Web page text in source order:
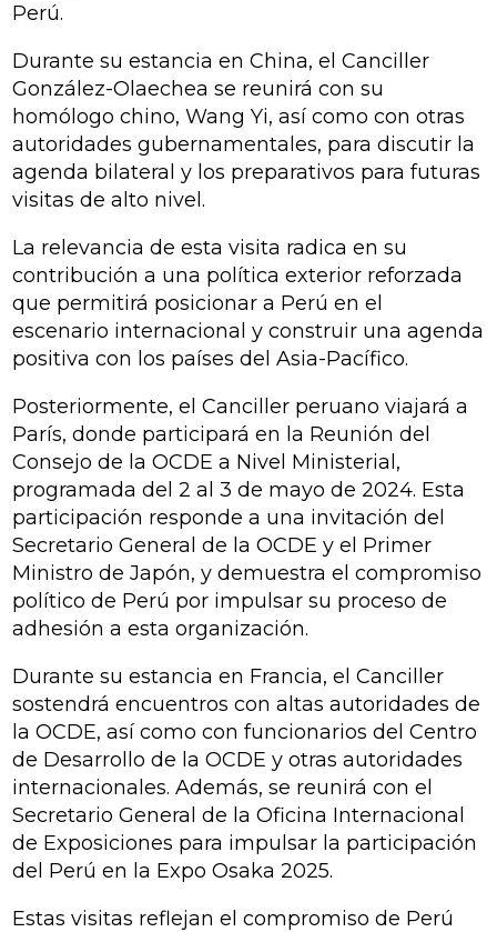
Perú.
Durante su estancia en China, el Canciller
González-Olaechea se reunirá con su
homólogo chino, Wang Yi, así como con otras
autoridades gubernamentales, para discutir la
agenda bilateral y los preparativos para futuras
visitas de alto nivel.
La relevancia de esta visita radica en su
contribución a una política exterior reforzada
que permitirá posicionar a Perú en el
escenario internacional y construir una agenda
positiva con los países del Asia-Pacífico.
Posteriormente, el Canciller peruano viajará a
París, donde participará en la Reunión del
Consejo de la OCDE a Nivel Ministerial,
programada del 2 al 3 de mayo de 2024. Esta
participación responde a una invitación del
Secretario General de la OCDE y el Primer
Ministro de Japón, y demuestra el compromiso
político de Perú por impulsar su proceso de
adhesión a esta organización.
Durante su estancia en Francia, el Canciller
sostendrá encuentros con altas autoridades de
la OCDE, así como con funcionarios del Centro
de Desarrollo de la OCDE y otras autoridades
internacionales. Además, se reunirá con el
Secretario General de la Oficina Internacional
de Exposiciones para impulsar la participación
del Perú en la Expo Osaka 2025.
Estas visitas reflejan el compromiso de Perú